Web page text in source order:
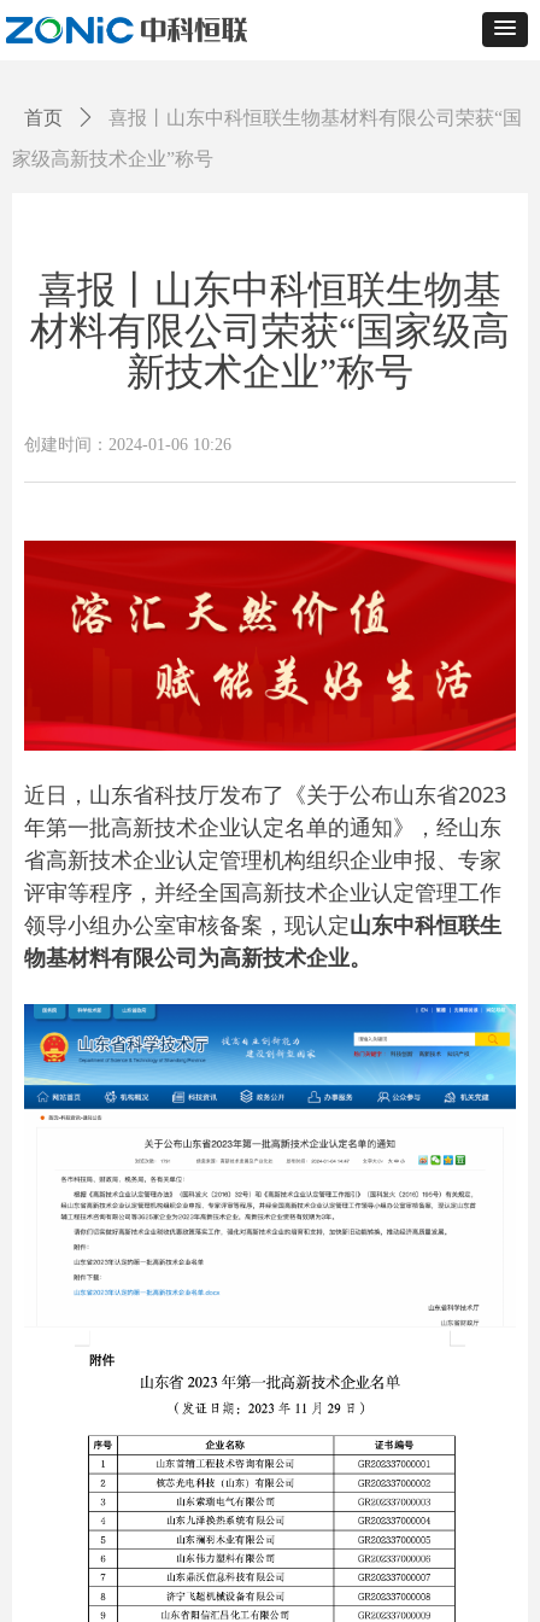
喜报丨山东中科恒联生物基
材料有限公司荣获“国家级高
新技术企业”称号
近日，山东省科技厅发布了《关于公布山东省2023
年第一批高新技术企业认定名单的通知》，经山东
省高新技术企业认定管理机构组织企业申报、专家
评审等程序，并经全国高新技术企业认定管理工作
领导小组办公室审核备案，现认定山东中科恒联生
物基材料有限公司为高新技术企业。
创建时间： 2024-01-06 10:26
首页 ꄲ
喜报丨山东中科恒联生物基材料有限公司荣获“国
家级高新技术企业”称号